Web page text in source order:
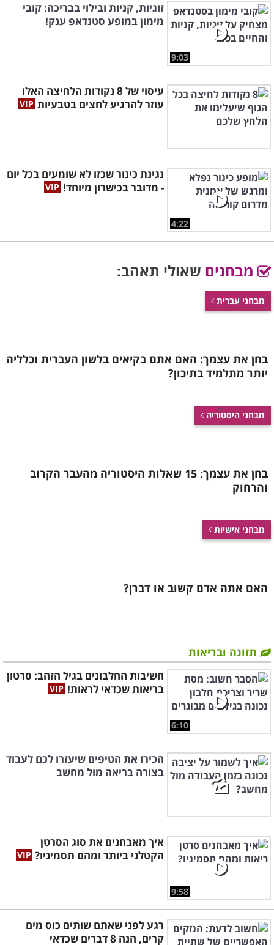
9:03
זוגיות, קניות ובילוי בבריכה: קובי
מימון במופע סטנדאפ ענק!
עיסוי של 8 נקודות הלחיצה האלו
עוזר להרגיע לחצים בטבעיות
4:22
נגינת כינור שכזו לא שומעים בכל יום
- מדובר בכישרון מיוחד!
מבחנים שאולי תאהב:
מבחני עברית
בחן את עצמך: האם אתם בקיאים בלשון העברית וכלליה
יותר מתלמיד בתיכון?
מבחני היסטוריה
בחן את עצמך: 15 שאלות היסטוריה מהעבר הקרוב
והרחוק
מבחני אישיות
האם אתה אדם קשוב או דברן?
תזונה ובריאות
6:10
חשיבות החלבונים בגיל הזהב: סרטון
בריאות שכדאי לראות!
הכירו את הטיפים שיעזרו לכם לעבוד
בצורה בריאה מול מחשב
9:58
איך מאבחנים את סוג הסרטן
הקטלני ביותר ומהם תסמיניו?
רגע לפני שאתם שותים כוס מים
קרים, הנה 8 דברים שכדאי